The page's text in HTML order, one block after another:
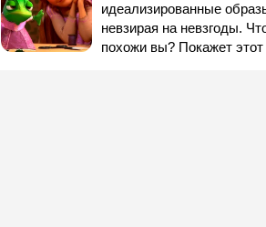
идеализированные
невзирая на невзгоды.
похожи вы? Покажет